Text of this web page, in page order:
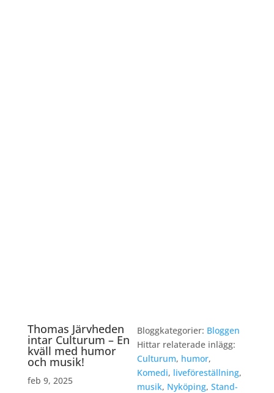
Thomas Järvheden
intar Culturum – En
kväll med humor
och musik!
feb 9, 2025
Bloggkategorier: Bloggen
Hittar relaterade inlägg:
Culturum, humor,
Komedi, liveföreställning,
musik, Nyköping, Stand-